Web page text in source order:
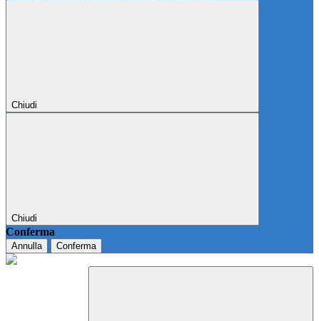
Chiudi
Chiudi
Conferma
Annulla Conferma